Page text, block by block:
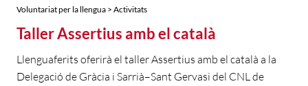
Voluntariat per la llengua > Activitats
Taller Assertius amb el català
Llenguaferits oferirà el taller Assertius amb el català a la
Delegació de Gràcia i Sarrià–Sant Gervasi del CNL de